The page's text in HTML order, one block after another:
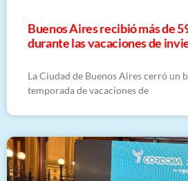
Buenos Aires recibió más de
durante las vacaciones de
La Ciudad de Buenos Aires cerró un
temporada de vacaciones de